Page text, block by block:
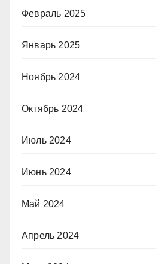
Февраль 2025
Январь 2025
Ноябрь 2024
Октябрь 2024
Июль 2024
Июнь 2024
Май 2024
Апрель 2024